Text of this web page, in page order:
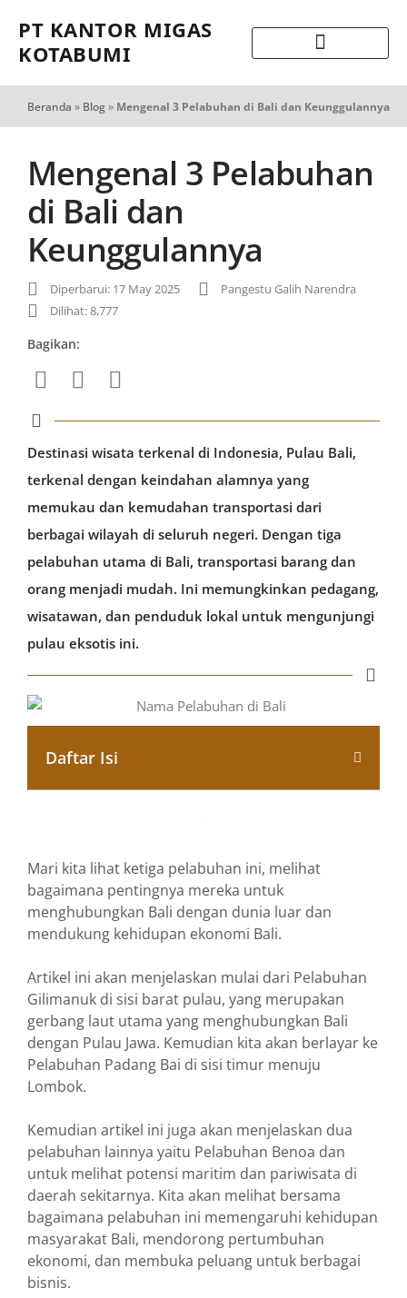
PT KANTOR MIGAS
KOTABUMI
Beranda » Blog» Mengenal 3 Pelabuhan di Bali dan Keunggulannya
Mengenal 3 Pelabuhan
di Bali dan
Keunggulannya
Diperbarui: 17 May 2025
Pangestu Galih Narendra
Dilihat: 8,777
Bagikan:
Destinasi wisata terkenal di Indonesia, Pulau Bali,
terkenal dengan keindahan alamnya yang
memukau dan kemudahan transportasi dari
berbagai wilayah di seluruh negeri. Dengan tiga
pelabuhan utama di Bali, transportasi barang dan
orang menjadi mudah. Ini memungkinkan pedagang,
wisatawan, dan penduduk lokal untuk mengunjungi
pulau eksotis ini.
Daftar Isi
Mari kita lihat ketiga pelabuhan ini, melihat
bagaimana pentingnya mereka untuk
menghubungkan Bali dengan dunia luar dan
mendukung kehidupan ekonomi Bali.
Artikel ini akan menjelaskan mulai dari Pelabuhan
Gilimanuk di sisi barat pulau, yang merupakan
gerbang laut utama yang menghubungkan Bali
dengan Pulau Jawa. Kemudian kita akan berlayar ke
Pelabuhan Padang Bai di sisi timur menuju
Lombok.
Kemudian artikel ini juga akan menjelaskan dua
pelabuhan lainnya yaitu Pelabuhan Benoa dan
untuk melihat potensi maritim dan pariwisata di
daerah sekitarnya. Kita akan melihat bersama
bagaimana pelabuhan ini memengaruhi kehidupan
masyarakat Bali, mendorong pertumbuhan
ekonomi, dan membuka peluang untuk berbagai
bisnis.